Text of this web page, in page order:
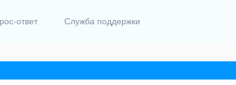
ответ Служба поддержки